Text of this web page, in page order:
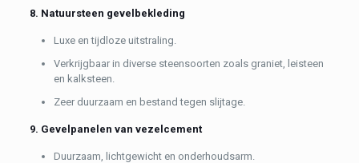
8. Natuursteen gevelbekleding
Luxe en tijdloze uitstraling.
Verkrijgbaar in diverse steensoorten zoals graniet, leisteen
en kalksteen.
Zeer duurzaam en bestand tegen slijtage.
9. Gevelpanelen van vezelcement
Duurzaam, lichtgewicht en onderhoudsarm.